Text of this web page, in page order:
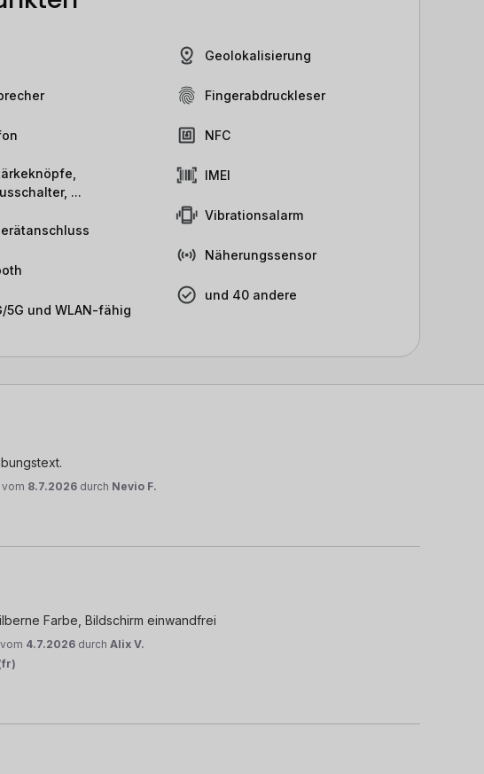
...
5G und WLAN-fähig
Geolokalisierung
Fingerabdruckleser
NFC
IMEI
Vibrationsalarm
Näherungssensor
und 40 andere
8.7.2026 durch Nevio F.
Farbe, Bildschirm einwandfrei
4.7.2026 durchAlix V.